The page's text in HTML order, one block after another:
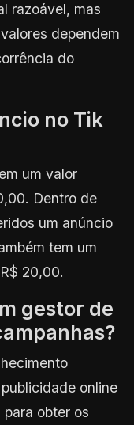
razoável, mas
dependem
do
no Tik
um valor
Dentro de
um anúncio
tem um
20,00.
gestor de
online
obter os